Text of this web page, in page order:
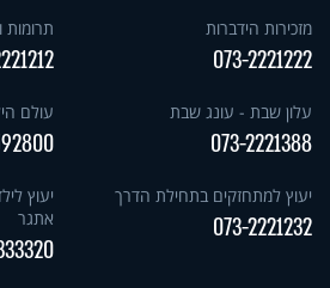
מזכירות הידברות
073-2221222
תרומות
עלון שבת - עונג שבת
073-2221388
עולם
יעוץ למתחזקים בתחילת הדרך
073-2221232
יעוץ
אתגר